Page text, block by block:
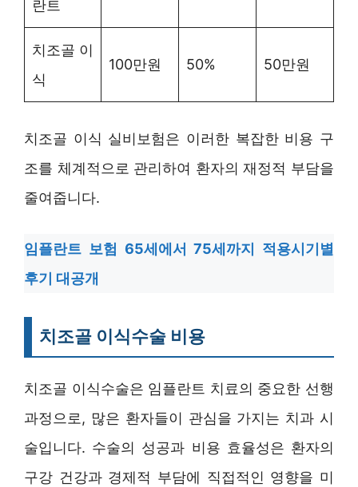
란트
치조골 이
식
100만원 50% 50만원
치조골 이식 실비보험은 이러한 복잡한 비용 구
조를 체계적으로 관리하여 환자의 재정적 부담을
줄여줍니다.
임플란트 보험 65세에서 75세까지 적용시기별
후기 대공개
치조골 이식수술 비용
치조골 이식수술은 임플란트 치료의 중요한 선행
과정으로, 많은 환자들이 관심을 가지는 치과 시
술입니다. 수술의 성공과 비용 효율성은 환자의
구강 건강과 경제적 부담에 직접적인 영향을 미